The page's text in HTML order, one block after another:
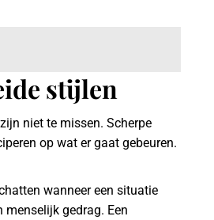
stijlen
niet te missen. Scherpe
op wat er gaat gebeuren.
wanneer een situatie
gedrag. Een